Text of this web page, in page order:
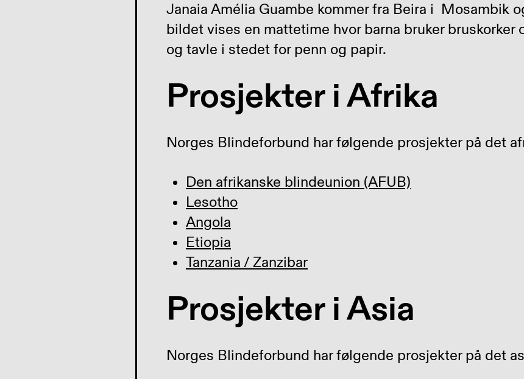
Janaia Amélia Guambe kommer fra Beira i Mosambik
bildet vises en mattetime hvor barna bruker bruskorker
og tavle i stedet for penn og papir.
Prosjekter i Afrika
Norges Blindeforbund har følgende prosjekter på det
Den afrikanske blindeunion (AFUB)
Lesotho
Angola
Etiopia
Tanzania / Zanzibar
Prosjekter i Asia
Norges Blindeforbund har følgende prosjekter på det